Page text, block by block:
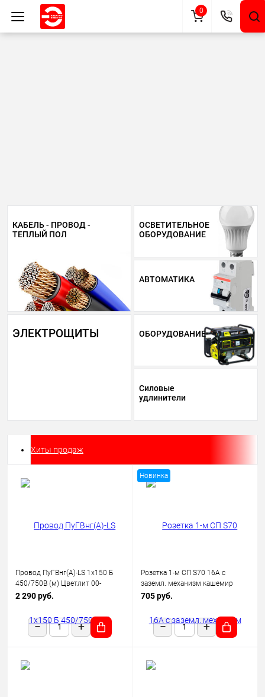
КАБЕЛЬ - ПРОВОД -
ТЕПЛЫЙ ПОЛ
ОСВЕТИТЕЛЬНОЕ
ОБОРУДОВАНИЕ
АВТОМАТИКА
ЭЛЕКТРОЩИТЫ ОБОРУДОВАНИЕ
Силовые
удлинители
Хиты продаж
Провод ПуГВнг(А)-LS 1х150 Б
450/750В (м) Цветлит 00-
00130523
2 290 руб.
Новинка
Розетка 1-м СП S70 16А с
заземл. механизм кашемир
Voltum VLS040103
705 руб.
0